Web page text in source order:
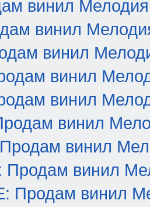
винил Мелодия
винил
винил
винил
винил
винил
винил
Продам винил
Продам винил